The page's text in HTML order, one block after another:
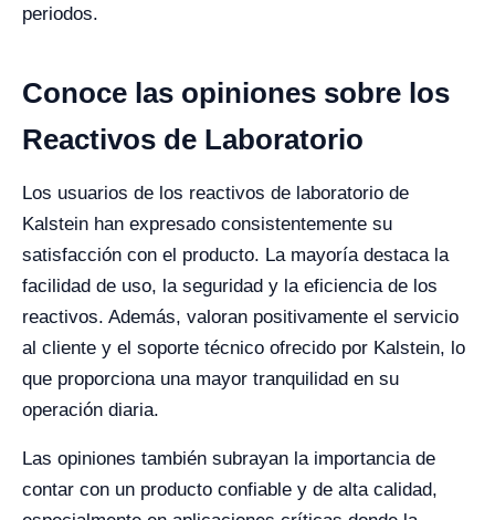
periodos.
Conoce las opiniones sobre los
Reactivos de Laboratorio
Los usuarios de los reactivos de laboratorio de
Kalstein han expresado consistentemente su
satisfacción con el producto. La mayoría destaca la
facilidad de uso, la seguridad y la eficiencia de los
reactivos. Además, valoran positivamente el servicio
al cliente y el soporte técnico ofrecido por Kalstein, lo
que proporciona una mayor tranquilidad en su
operación diaria.
Las opiniones también subrayan la importancia de
contar con un producto confiable y de alta calidad,